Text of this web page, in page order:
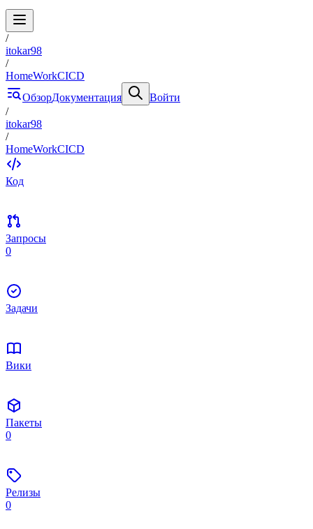
/
itokar98
/
HomeWorkCICD
ОбзорДокументация
Войти
/
itokar98
/
HomeWorkCICD
Код
Запросы
0
Задачи
Вики
Пакеты
0
Релизы
0